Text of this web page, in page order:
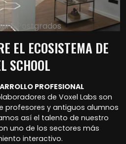
Postgrados
EL ECOSISTEMA DE
SCHOOL
PROFESIONAL
de Voxel Labs son
profesores y antiguos alumnos
así el talento de nuestro
uno de los sectores más
interactivo.